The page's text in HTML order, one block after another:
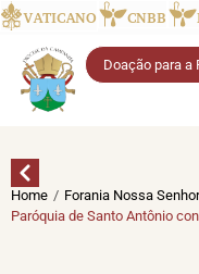
VATICANO CNBB
Doação para a
Home / Forania Nossa
Paróquia de Santo Antônio